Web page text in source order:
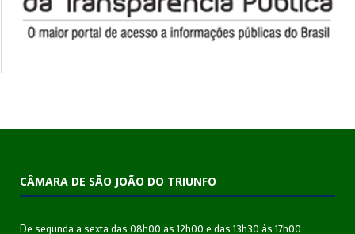
CÂMARA DE SÃO JOÃO DO TRIUNFO
De segunda a sexta das 08h00 às 12h00 e das 13h30 às 17h00